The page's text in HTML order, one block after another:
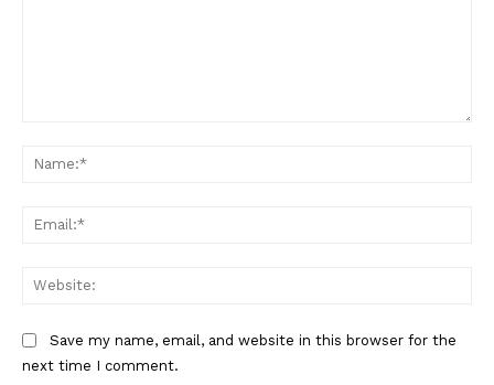
Save my name, email, and website in this browser for the
next time I comment.